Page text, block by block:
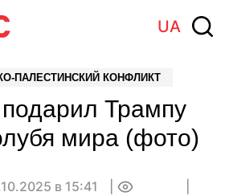
UA
ПАЛЕСТИНСКИЙ КОНФЛИКТ
Трампу
мира (фото)
в 15:41